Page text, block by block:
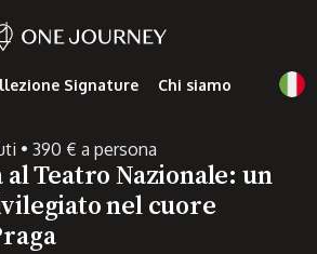
Signature Chi siamo
• 390 € a persona
Teatro Nazionale: un
nel cuore